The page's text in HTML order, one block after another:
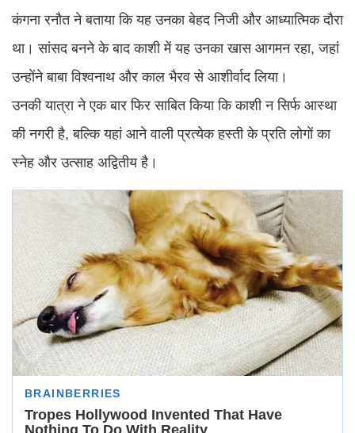
कंगना रनौत ने बताया कि यह उनका बेहद निजी और आध्यात्मिक दौरा
था। सांसद बनने के बाद काशी में यह उनका खास आगमन रहा, जहां
उन्होंने बाबा विश्वनाथ और काल भैरव से आशीर्वाद लिया।
उनकी यात्रा ने एक बार फिर साबित किया कि काशी न सिर्फ आस्था
की नगरी है, बल्कि यहां आने वाली प्रत्येक हस्ती के प्रति लोगों का
स्नेह और उत्साह अद्वितीय है।